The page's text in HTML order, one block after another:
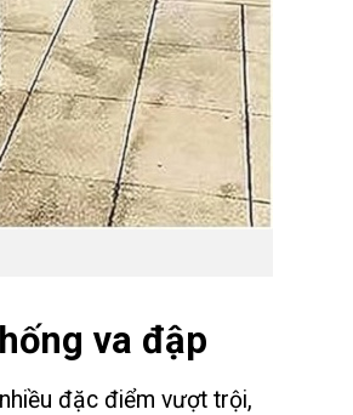
va đập
đặc điểm vượt trội,